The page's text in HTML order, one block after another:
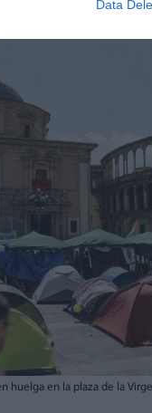
Data
huelga en la plaza de la